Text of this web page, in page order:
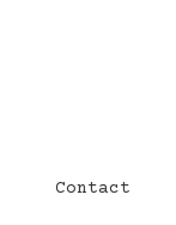
Contact